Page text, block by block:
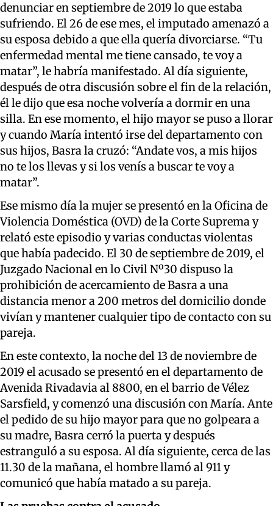
denunciar en septiembre de 2019 lo que estaba
sufriendo. El 26 de ese mes, el imputado amenazó a
su esposa debido a que ella quería divorciarse. “Tu
enfermedad mental me tiene cansado, te voy a
matar”, le habría manifestado. Al día siguiente,
después de otra discusión sobre el fin de la relación,
él le dijo que esa noche volvería a dormir en una
silla. En ese momento, el hijo mayor se puso a llorar
y cuando María intentó irse del departamento con
sus hijos, Basra la cruzó: “Andate vos, a mis hijos
no te los llevas y si los venís a buscar te voy a
matar”.
Ese mismo día la mujer se presentó en la Oficina de
Violencia Doméstica (OVD) de la Corte Suprema y
relató este episodio y varias conductas violentas
que había padecido. El 30 de septiembre de 2019, el
Juzgado Nacional en lo Civil Nº30 dispuso la
prohibición de acercamiento de Basra a una
distancia menor a 200 metros del domicilio donde
vivían y mantener cualquier tipo de contacto con su
pareja.
En este contexto, la noche del 13 de noviembre de
2019 el acusado se presentó en el departamento de
Avenida Rivadavia al 8800, en el barrio de Vélez
Sarsfield, y comenzó una discusión con María. Ante
el pedido de su hijo mayor para que no golpeara a
su madre, Basra cerró la puerta y después
estranguló a su esposa. Al día siguiente, cerca de las
11.30 de la mañana, el hombre llamó al 911 y
comunicó que había matado a su pareja.